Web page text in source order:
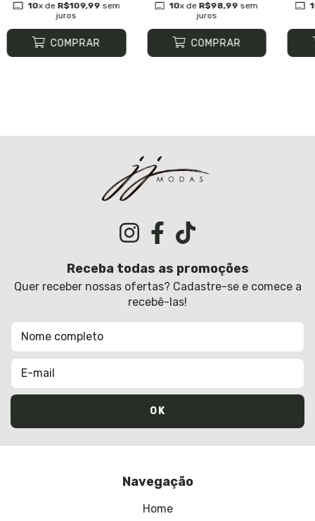
10x de R$109,99 sem
juros
COMPRAR
10x de R$98,99 sem
juros
COMPRAR
Receba todas as promoções
Quer receber nossas ofertas? Cadastre-se e comece a
recebê-las!
Navegação
Home